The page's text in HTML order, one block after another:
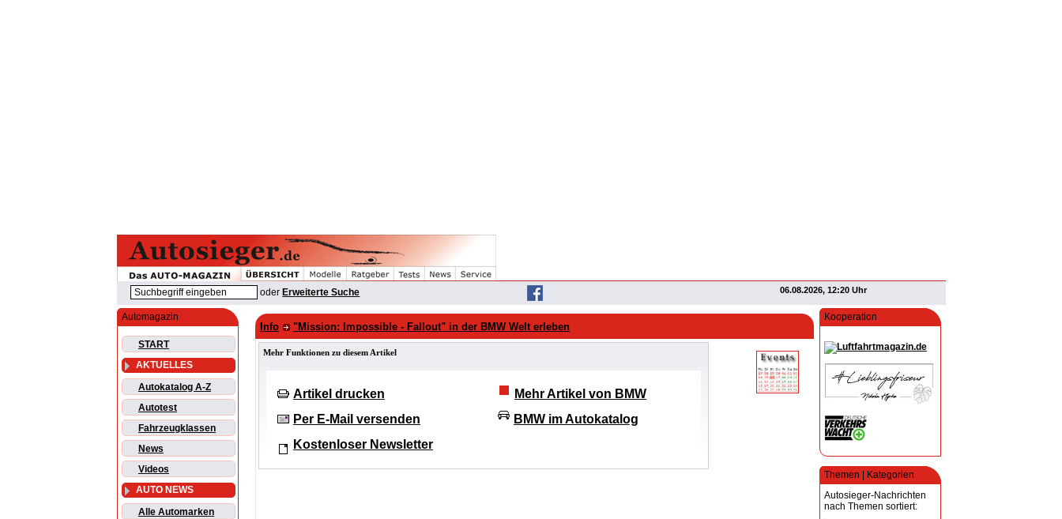
oder Erweiterte Suche 06.08.2026, 12:20 Uhr
Automagazin
START
AKTUELLES
Autokatalog A-Z
Autotest
Fahrzeugklassen
News
Videos
AUTO NEWS
Alle Automarken
Kooperation
Themen | Kategorien
Autosieger-Nachrichten
nach Themen sortiert:
Info "Mission: Impossible - Fallout" in der BMW Welt erleben
Mehr Funktionen zu diesem Artikel
Artikel drucken
Per E-Mail versenden
Kostenloser Newsletter
Mehr Artikel von BMW
BMW im Autokatalog